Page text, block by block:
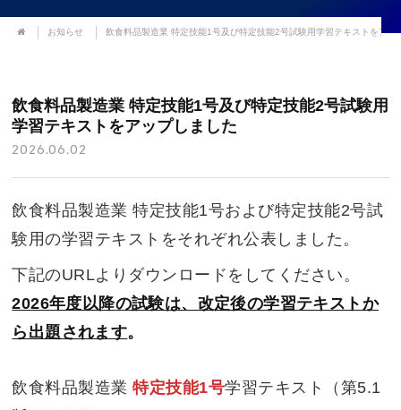
お知らせ 飲食料品製造業 特定技能1号及び特定技能2号試験用学習テキストをアッ
飲食料品製造業 特定技能1号及び特定技能2号試験用
学習テキストをアップしました
2026.06.02
飲食料品製造業 特定技能1号および特定技能2号試
験用の学習テキストをそれぞれ公表しました。
下記のURLよりダウンロードをしてください。
2026年度以降の試験は、改定後の学習テキストか
ら出題されます。
飲食料品製造業特定技能1号学習テキスト（第5.1